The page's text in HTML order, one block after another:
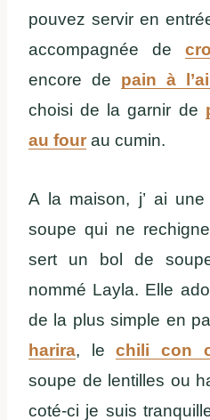
pouvez servir en
accompagnée de
encore de pain à l’ail
choisi de la garnir de
au four au cumin.
A la maison, j’ ai
soupe qui ne
sert un bol de
nommé Layla. Elle
de la plus simple en
harira, le chili con
soupe de lentilles ou
coté-ci je suis